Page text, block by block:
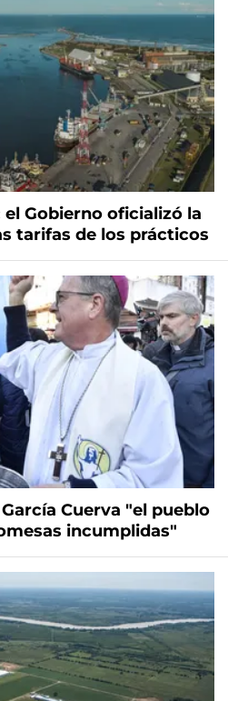
Gobierno oficializó la
tarifas de los prácticos
Cuerva "el pueblo
incumplidas"